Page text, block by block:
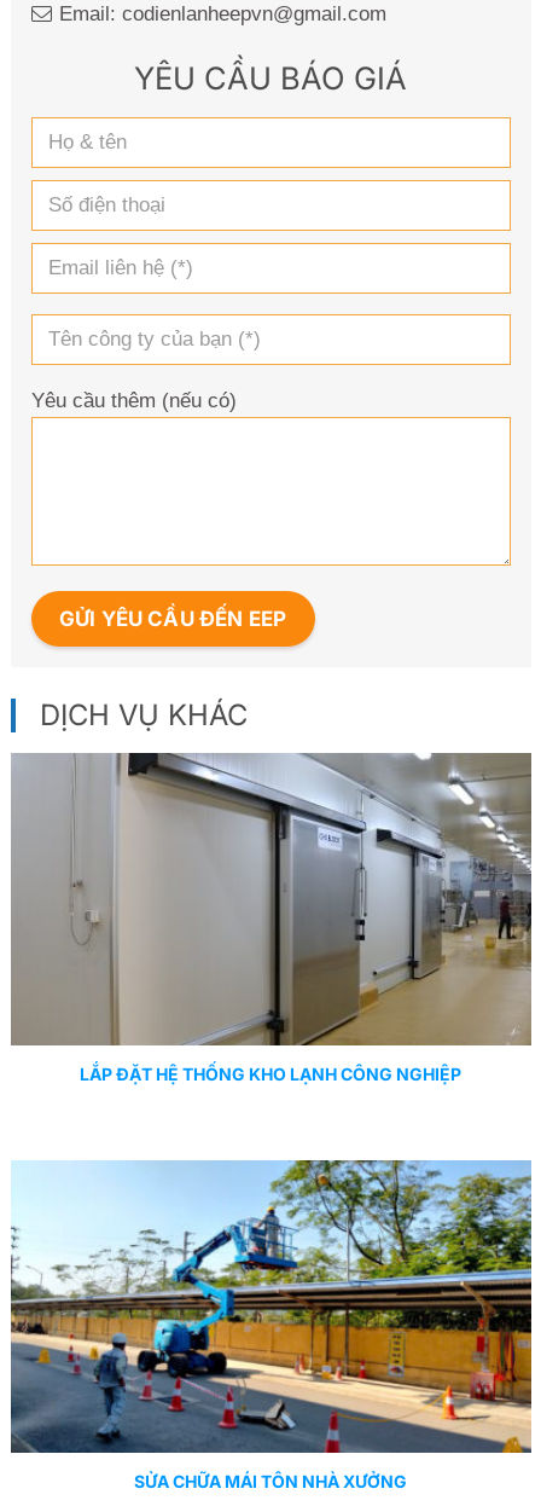
Email: codienlanheepvn@gmail.com
YÊU CẦU BÁO GIÁ
Yêu cầu thêm (nếu có)
DỊCH VỤ KHÁC
LẮP ĐẶT HỆ THỐNG KHO LẠNH CÔNG NGHIỆP
SỬA CHỮA MÁI TÔN NHÀ XƯỞNG